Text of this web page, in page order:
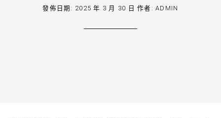
發佈日期: 2025 年 3 月 30 日 作者:ADMIN